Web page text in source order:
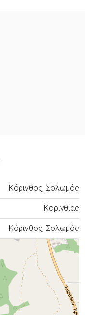
Κόρινθος, Σολωμός
Κορινθίας
Κόρινθος, Σολωμός